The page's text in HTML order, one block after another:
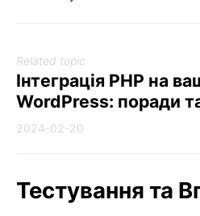
Related topic
Інтеграція PHP на
WordPress: поради
2024-02-20
Тестування та